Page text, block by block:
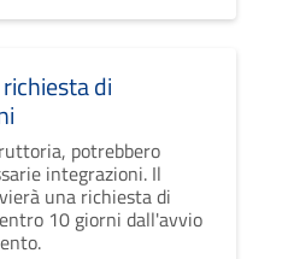
di
potrebbero
integrazioni. Il
una richiesta di
10 giorni dall'avvio